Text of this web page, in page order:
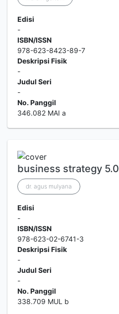
Edisi
-
ISBN/ISSN
978-623-8423-89-7
Deskripsi Fisik
-
Judul Seri
-
No. Panggil
346.082 MAI a
business strategy 5.0
dr. agus mulyana
Edisi
-
ISBN/ISSN
978-623-02-6741-3
Deskripsi Fisik
-
Judul Seri
-
No. Panggil
338.709 MUL b